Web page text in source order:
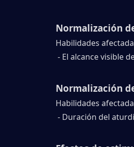
Normalización
Habilidades
- El alcance visible
Normalización
Habilidades
- Duración del